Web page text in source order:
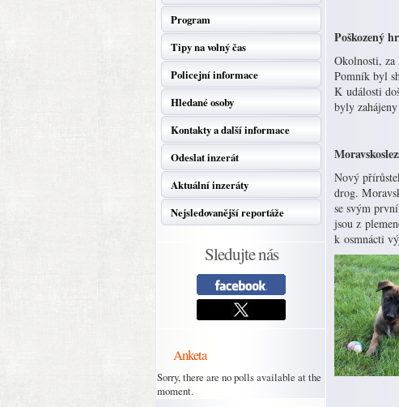
Program
Tipy na volný čas
Policejní informace
Hledané osoby
Kontakty a další informace
Odeslat inzerát
Aktuální inzeráty
Nejsledovanější reportáže
Sledujte nás
Anketa
Sorry, there are no polls available at the
moment.
Poškozený
Okolnosti, za
Pomník byl
K události
byly
Nový
drog.
se svým
jsou z
k osmnácti